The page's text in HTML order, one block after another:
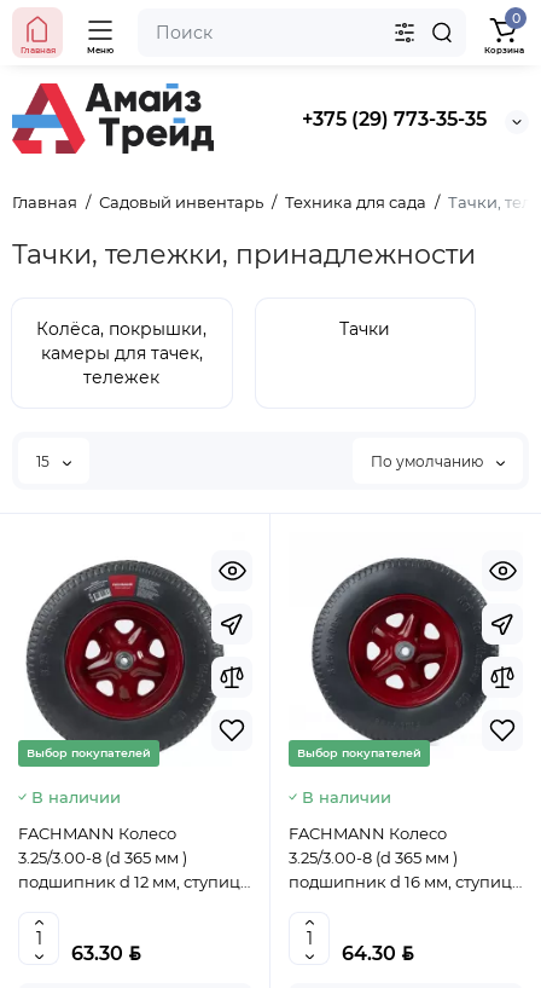
+375 (29) 773-35-35
Главная Меню
0
Корзина
Главная Садовый инвентарь Техника для сада Тачки,
Тачки, тележки, принадлежности
Колёса, покрышки,
камеры для тачек,
тележек
Тачки
15 По умолчанию
Выбор покупателей
В наличии
FACHMANN Колесо
3.25/3.00-8 (d 365 мм )
подшипник d 12 мм, ступица
(CN)
63.30 BYN
Выбор покупателей
В наличии
FACHMANN Колесо
3.25/3.00-8 (d 365 мм )
подшипник d 16 мм, ступица
4627184109860 (CN)
64.30 BYN